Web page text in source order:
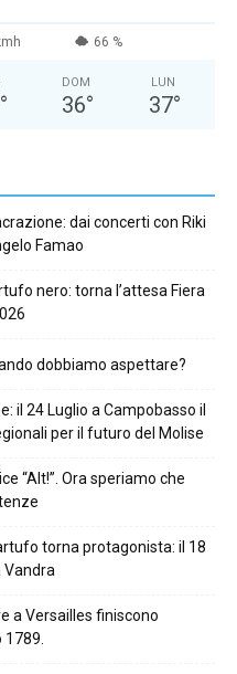
66 %
°
DOM
36°
LUN
37°
dai concerti con Riki
Famao
nero: torna l’attesa Fiera
dobbiamo aspettare?
il 24 Luglio a Campobasso il
per il futuro del Molise
“Alt!”. Ora speriamo che
torna protagonista: il 18
Vandra
a Versailles finiscono
1789.